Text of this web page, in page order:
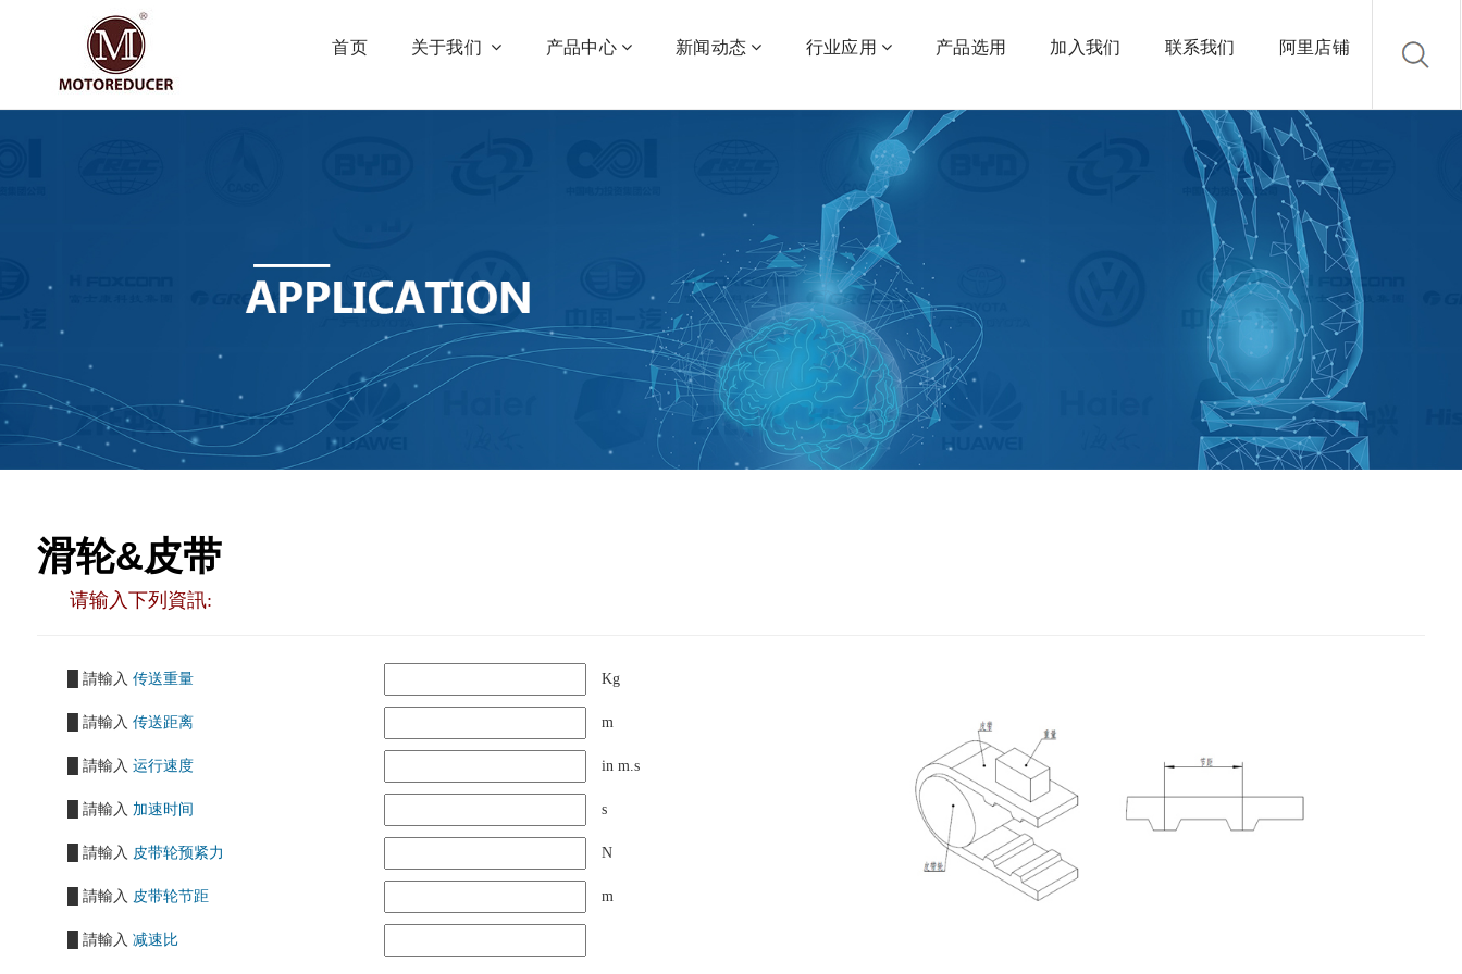
首页 关于我们 产品中心 新闻动态 行业应用 产品选用 加入我们 联系我们 阿里店铺
滑轮&皮带
请输入下列資訊:
█ 請輸入 传送重量
█ 請輸入 传送距离
█ 請輸入 运行速度
█ 請輸入 加速时间
█ 請輸入 皮带轮预紧力
█ 請輸入 皮带轮节距
█ 請輸入 减速比
Kg
m
in m.s
s
N
m